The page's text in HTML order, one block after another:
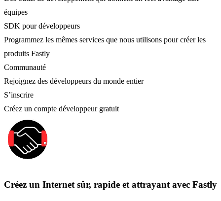
équipes
SDK pour développeurs
Programmez les mêmes services que nous utilisons pour créer les
produits Fastly
Communauté
Rejoignez des développeurs du monde entier
S’inscrire
Créez un compte développeur gratuit
Créez un Internet sûr, rapide et attrayant avec Fastly